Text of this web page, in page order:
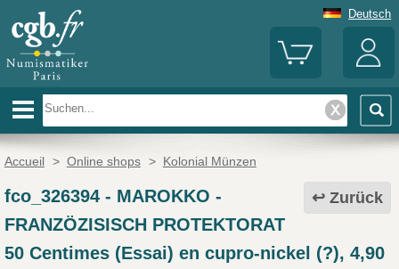
Deutsch
Accueil > Online shops > Kolonial Münzen
Zurück
fco_326394- MAROKKO -
FRANZÖZISISCH PROTEKTORAT
50 Centimes (Essai) en cupro-nickel (?), 4,90